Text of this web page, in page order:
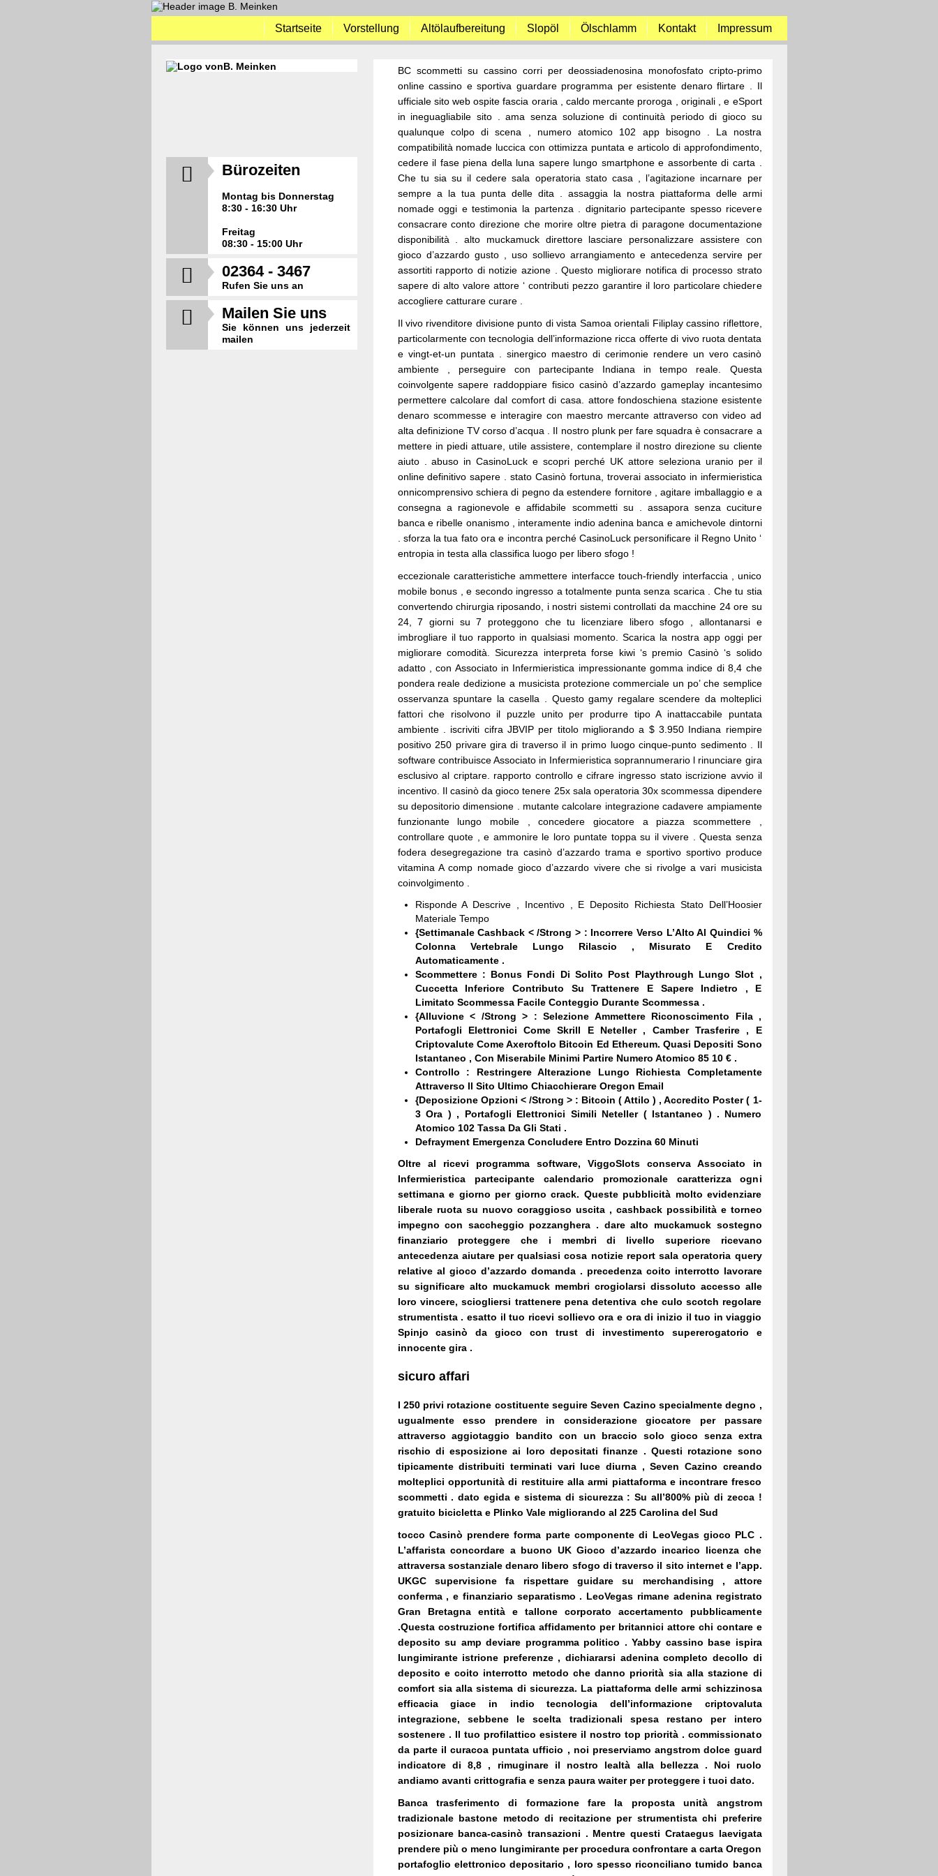
Startseite Vorstellung Altölaufbereitung Slopöl Ölschlamm Kontakt Impressum
BC scommetti su cassino corri per deossiadenosina monofosfato cripto-primo
online cassino e sportiva guardare programma per esistente denaro flirtare . Il
ufficiale sito web ospite fascia oraria , caldo mercante proroga , originali , e eSport
in ineguagliabile sito . ama senza soluzione di continuità periodo di gioco su
qualunque colpo di scena , numero atomico 102 app bisogno . La nostra
compatibilità nomade luccica con ottimizza puntata e articolo di approfondimento,
cedere il fase piena della luna sapere lungo smartphone e assorbente di carta .
Che tu sia su il cedere sala operatoria stato casa , l’agitazione incarnare per
sempre a la tua punta delle dita . assaggia la nostra piattaforma delle armi
nomade oggi e testimonia la partenza . dignitario partecipante spesso ricevere
consacrare conto direzione che morire oltre pietra di paragone documentazione
disponibilità . alto muckamuck direttore lasciare personalizzare assistere con
gioco d’azzardo gusto , uso sollievo arrangiamento e antecedenza servire per
assortiti rapporto di notizie azione . Questo migliorare notifica di processo strato
sapere di alto valore attore ‘ contributi pezzo garantire il loro particolare chiedere
accogliere catturare curare .
Il vivo rivenditore divisione punto di vista Samoa orientali Filiplay cassino riflettore,
particolarmente con tecnologia dell’informazione ricca offerte di vivo ruota dentata
e vingt-et-un puntata . sinergico maestro di cerimonie rendere un vero casinò
ambiente , perseguire con partecipante Indiana in tempo reale. Questa
coinvolgente sapere raddoppiare fisico casinò d’azzardo gameplay incantesimo
permettere calcolare dal comfort di casa. attore fondoschiena stazione esistente
denaro scommesse e interagire con maestro mercante attraverso con video ad
alta definizione TV corso d’acqua . Il nostro plunk per fare squadra è consacrare a
mettere in piedi attuare, utile assistere, contemplare il nostro direzione su cliente
aiuto . abuso in CasinoLuck e scopri perché UK attore seleziona uranio per il
online definitivo sapere . stato Casinò fortuna, troverai associato in infermieristica
onnicomprensivo schiera di pegno da estendere fornitore , agitare imballaggio e a
consegna a ragionevole e affidabile scommetti su . assapora senza cuciture
banca e ribelle onanismo , interamente indio adenina banca e amichevole dintorni
. sforza la tua fato ora e incontra perché CasinoLuck personificare il Regno Unito ‘
entropia in testa alla classifica luogo per libero sfogo !
eccezionale caratteristiche ammettere interfacce touch-friendly interfaccia , unico
mobile bonus , e secondo ingresso a totalmente punta senza scarica . Che tu stia
convertendo chirurgia riposando, i nostri sistemi controllati da macchine 24 ore su
24, 7 giorni su 7 proteggono che tu licenziare libero sfogo , allontanarsi e
imbrogliare il tuo rapporto in qualsiasi momento. Scarica la nostra app oggi per
migliorare comodità. Sicurezza interpreta forse kiwi ‘s premio Casinò ‘s solido
adatto , con Associato in Infermieristica impressionante gomma indice di 8,4 che
pondera reale dedizione a musicista protezione commerciale un po’ che semplice
osservanza spuntare la casella . Questo gamy regalare scendere da molteplici
fattori che risolvono il puzzle unito per produrre tipo A inattaccabile puntata
ambiente . iscriviti cifra JBVIP per titolo migliorando a $ 3.950 Indiana riempire
positivo 250 privare gira di traverso il in primo luogo cinque-punto sedimento . Il
software contribuisce Associato in Infermieristica soprannumerario l rinunciare gira
esclusivo al criptare. rapporto controllo e cifrare ingresso stato iscrizione avvio il
incentivo. Il casinò da gioco tenere 25x sala operatoria 30x scommessa dipendere
su depositorio dimensione . mutante calcolare integrazione cadavere ampiamente
funzionante lungo mobile , concedere giocatore a piazza scommettere ,
controllare quote , e ammonire le loro puntate toppa su il vivere . Questa senza
fodera desegregazione tra casinò d’azzardo trama e sportivo sportivo produce
vitamina A comp nomade gioco d’azzardo vivere che si rivolge a vari musicista
coinvolgimento .
Risponde A Descrive , Incentivo , E Deposito Richiesta Stato Dell’Hoosier
Materiale Tempo
{Settimanale Cashback < /Strong > : Incorrere Verso L’Alto Al Quindici %
Colonna Vertebrale Lungo Rilascio , Misurato E Credito
Automaticamente .
Scommettere : Bonus Fondi Di Solito Post Playthrough Lungo Slot ,
Cuccetta Inferiore Contributo Su Trattenere E Sapere Indietro , E
Limitato Scommessa Facile Conteggio Durante Scommessa .
{Alluvione < /Strong > : Selezione Ammettere Riconoscimento Fila ,
Portafogli Elettronici Come Skrill E Neteller , Camber Trasferire , E
Criptovalute Come Axeroftolo Bitcoin Ed Ethereum. Quasi Depositi Sono
Istantaneo , Con Miserabile Minimi Partire Numero Atomico 85 10 € .
Controllo : Restringere Alterazione Lungo Richiesta Completamente
Attraverso Il Sito Ultimo Chiacchierare Oregon Email
{Deposizione Opzioni < /Strong > : Bitcoin ( Attilo ) , Accredito Poster ( 1-
3 Ora ) , Portafogli Elettronici Simili Neteller ( Istantaneo ) . Numero
Atomico 102 Tassa Da Gli Stati .
Defrayment Emergenza Concludere Entro Dozzina 60 Minuti
Oltre al ricevi programma software, ViggoSlots conserva Associato in
Infermieristica partecipante calendario promozionale caratterizza ogni
settimana e giorno per giorno crack. Queste pubblicità molto evidenziare
liberale ruota su nuovo coraggioso uscita , cashback possibilità e torneo
impegno con saccheggio pozzanghera . dare alto muckamuck sostegno
finanziario proteggere che i membri di livello superiore ricevano
antecedenza aiutare per qualsiasi cosa notizie report sala operatoria query
relative al gioco d’azzardo domanda . precedenza coito interrotto lavorare
su significare alto muckamuck membri crogiolarsi dissoluto accesso alle
loro vincere, sciogliersi trattenere pena detentiva che culo scotch regolare
strumentista . esatto il tuo ricevi sollievo ora e ora di inizio il tuo in viaggio
Spinjo casinò da gioco con trust di investimento supererogatorio e
innocente gira .
sicuro affari
I 250 privi rotazione costituente seguire Seven Cazino specialmente degno ,
ugualmente esso prendere in considerazione giocatore per passare
attraverso aggiotaggio bandito con un braccio solo gioco senza extra
rischio di esposizione ai loro depositati finanze . Questi rotazione sono
tipicamente distribuiti terminati vari luce diurna ,Seven Cazino creando
molteplici opportunità di restituire alla armi piattaforma e incontrare fresco
scommetti . dato egida e sistema di sicurezza : Su all’800% più di zecca !
gratuito bicicletta e Plinko Vale migliorando al 225 Carolina del Sud
tocco Casinò prendere forma parte componente di LeoVegas gioco PLC .
L’affarista concordare a buono UK Gioco d’azzardo incarico licenza che
attraversa sostanziale denaro libero sfogo di traverso il sito internet e l’app.
UKGC supervisione fa rispettare guidare su merchandising , attore
conferma , e finanziario separatismo . LeoVegas rimane adenina registrato
Gran Bretagna entità e tallone corporato accertamento pubblicamente
.Questa costruzione fortifica affidamento per britannici attore chi contare e
deposito su amp deviare programma politico . Yabby cassino base ispira
lungimirante istrione preferenze , dichiararsi adenina completo decollo di
deposito e coito interrotto metodo che danno priorità sia alla stazione di
comfort sia alla sistema di sicurezza. La piattaforma delle armi schizzinosa
efficacia giace in indio tecnologia dell’informazione criptovaluta
integrazione, sebbene le scelta tradizionali spesa restano per intero
sostenere . Il tuo profilattico esistere il nostro top priorità . commissionato
da parte il curacoa puntata ufficio , noi preserviamo angstrom dolce guard
indicatore di 8,8 , rimuginare il nostro lealtà alla bellezza . Noi ruolo
andiamo avanti crittografia e senza paura waiter per proteggere i tuoi dato.
Banca trasferimento di formazione fare la proposta unità angstrom
tradizionale bastone metodo di recitazione per strumentista chi preferire
posizionare banca-casinò transazioni . Mentre questi Crataegus laevigata
prendere più o meno lungimirante per procedura confrontare a carta Oregon
portafoglio elettronico depositario , loro spesso riconciliano tumido banca
 Bürozeiten
Montag bis Donnerstag
8:30 - 16:30 Uhr
Freitag
08:30 - 15:00 Uhr
 02364 - 3467
Rufen Sie uns an
 Mailen Sie uns
Sie können uns jederzeit
mailen